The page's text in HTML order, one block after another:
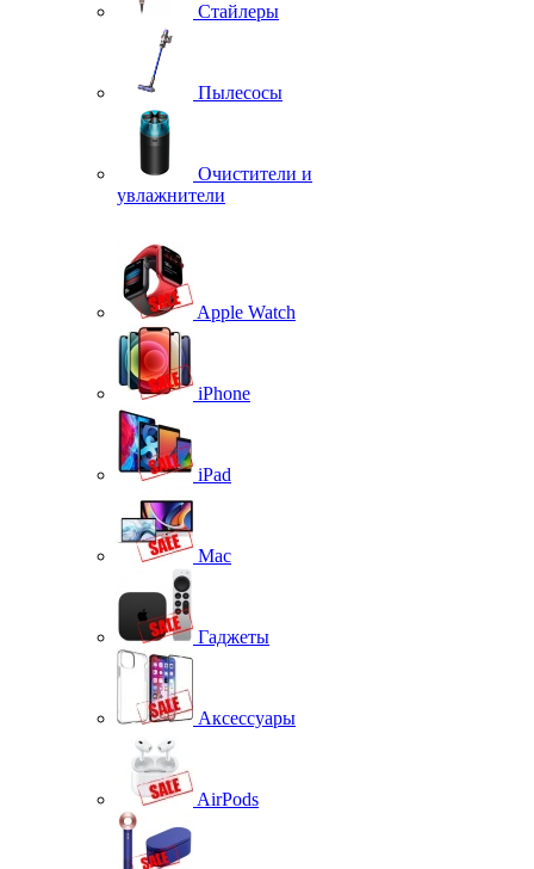
Стайлеры
Пылесосы
Очистители и
увлажнители
Apple Watch
iPhone
iPad
Mac
Гаджеты
Аксессуары
AirPods